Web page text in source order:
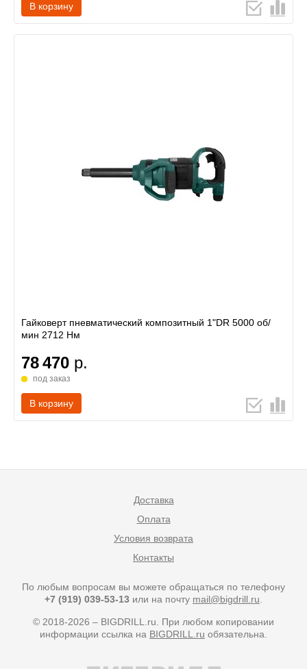
В корзину
Гайковерт пневматический композитный 1"DR 5000 об/
мин 2712 Нм
78 470 р.
под заказ
В корзину
Доставка
Оплата
Условия возврата
Контакты
По любым вопросам вы можете обращаться по телефону
+7 (919) 039-53-13 или на почту mail@bigdrill.ru
© 2018-2026 – BIGDRILL.ru. При любом копировании
информации ссылка на BIGDRILL.ru обязательна.